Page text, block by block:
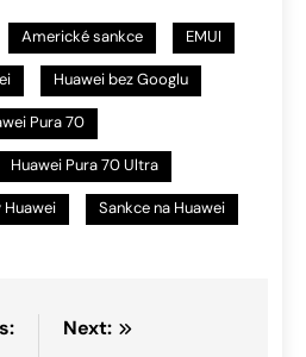
Americké sankce EMUI
Huawei bez Googlu
Pura 70
Huawei Pura 70 Ultra
Sankce na Huawei
Next: